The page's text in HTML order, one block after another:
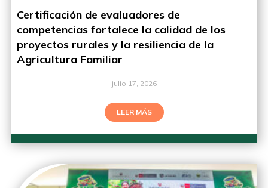
Certificación de evaluadores de
competencias fortalece la calidad de los
proyectos rurales y la resiliencia de la
Agricultura Familiar
julio 17, 2026
LEER MÁS